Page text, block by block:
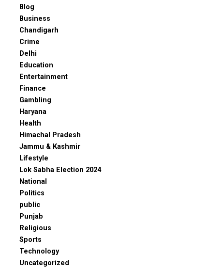
Blog
Business
Chandigarh
Crime
Delhi
Education
Entertainment
Finance
Gambling
Haryana
Health
Himachal Pradesh
Jammu & Kashmir
Lifestyle
Lok Sabha Election 2024
National
Politics
public
Punjab
Religious
Sports
Technology
Uncategorized